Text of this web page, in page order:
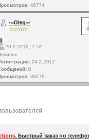
46774
-=Oleg=-
29.2.2012, 7:52
24.2.2012
0
39279
. Быстрый заказ по